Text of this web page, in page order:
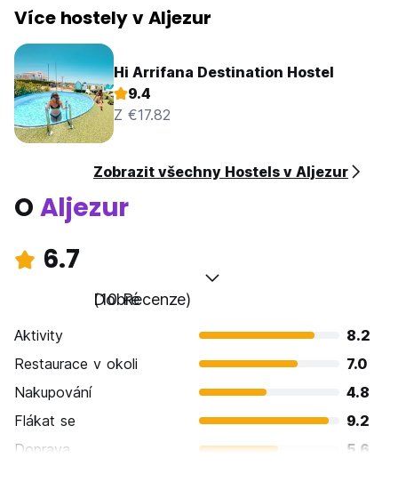
Více hostely v Aljezur
Hi Arrifana Destination Hostel
9.4
Z €17.82
Zobrazit všechny Hostels v Aljezur
O Aljezur
6.7
Dobré
(10 Recenze)
Aktivity
8.2
Restaurace v okoli
7.0
Nakupování
4.8
Flákat se
9.2
Doprava
5.6